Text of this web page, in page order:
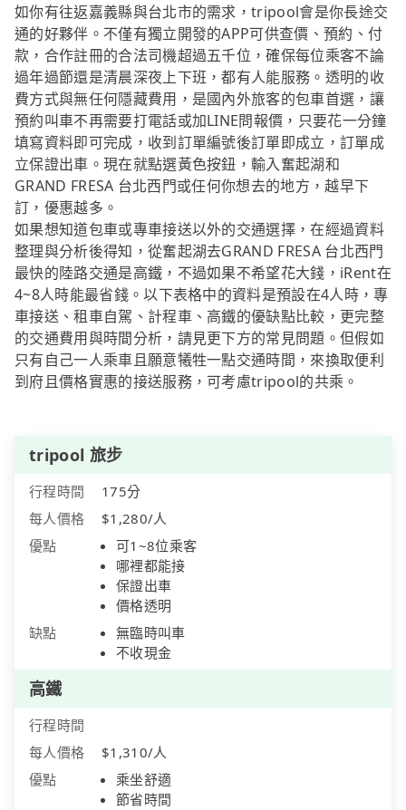
如你有往返嘉義縣與台北市的需求，tripool會是你長途交
通的好夥伴。不僅有獨立開發的APP可供查價、預約、付
款，合作註冊的合法司機超過五千位，確保每位乘客不論
過年過節還是清晨深夜上下班，都有人能服務。透明的收
費方式與無任何隱藏費用，是國內外旅客的包車首選，讓
預約叫車不再需要打電話或加LINE問報價，只要花一分鐘
填寫資料即可完成，收到訂單編號後訂單即成立，訂單成
立保證出車。現在就點選黃色按鈕，輸入奮起湖和
GRAND FRESA 台北西門或任何你想去的地方，越早下
訂，優惠越多。
如果想知道包車或專車接送以外的交通選擇，在經過資料
整理與分析後得知，從奮起湖去GRAND FRESA 台北西門
最快的陸路交通是高鐵，不過如果不希望花大錢，iRent在
4~8人時能最省錢。以下表格中的資料是預設在4人時，專
車接送、租車自駕、計程車、高鐵的優缺點比較，更完整
的交通費用與時間分析，請見更下方的常見問題。但假如
只有自己一人乘車且願意犧牲一點交通時間，來換取便利
到府且價格實惠的接送服務，可考慮tripool的共乘。
tripool 旅步
行程時間
175分
每人價格
$1,280/人
優點
可1~8位乘客
哪裡都能接
保證出車
價格透明
缺點
無臨時叫車
不收現金
高鐵
行程時間
每人價格
$1,310/人
優點
乘坐舒適
節省時間